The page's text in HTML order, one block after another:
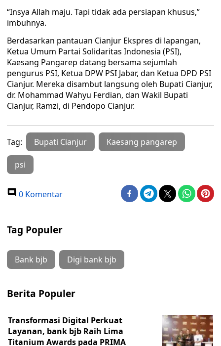
“Insya Allah maju. Tapi tidak ada persiapan khusus,”
imbuhnya.
Berdasarkan pantauan Cianjur Ekspres di lapangan,
Ketua Umum Partai Solidaritas Indonesia (PSI),
Kaesang Pangarep datang bersama sejumlah
pengurus PSI, Ketua DPW PSI Jabar, dan Ketua DPD PSI
Cianjur. Mereka disambut langsung oleh Bupati Cianjur,
dr. Mohammad Wahyu Ferdian, dan Wakil Bupati
Cianjur, Ramzi, di Pendopo Cianjur.
Tag: Bupati Cianjur Kaesang pangarep
psi
0 Komentar
Tag Populer
Bank bjb Digi bank bjb
Berita Populer
Transformasi Digital Perkuat
Layanan, bank bjb Raih Lima
Titanium Awards pada PRIMA